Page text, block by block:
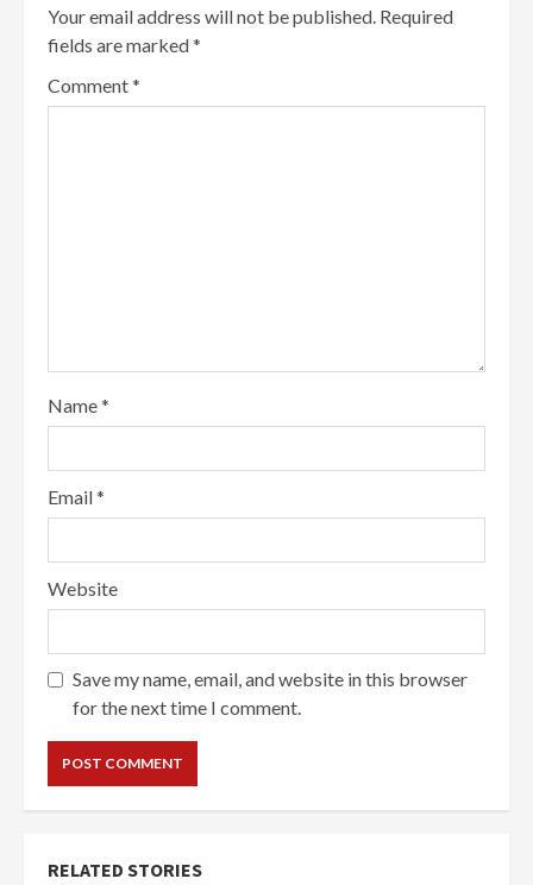
Your email address will not be published. Required
fields are marked*
Comment*
Name*
Email*
Website
Save my name, email, and website in this browser
for the next time I comment.
RELATED STORIES